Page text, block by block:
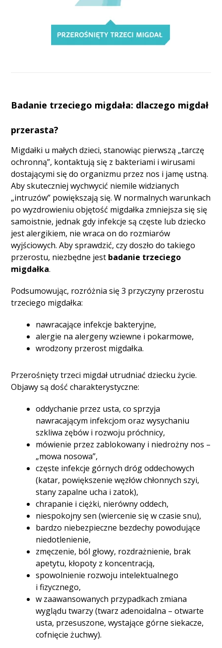
Badanie trzeciego migdała: dlaczego migdał
przerasta?
Migdałki u małych dzieci, stanowiąc pierwszą „tarczę
ochronną”, kontaktują się z bakteriami i wirusami
dostającymi się do organizmu przez nos i jamę ustną.
Aby skuteczniej wychwycić niemile widzianych
„intruzów” powiększają się. W normalnych warunkach
po wyzdrowieniu objętość migdałka zmniejsza się się
samoistnie, jednak gdy infekcje są częste lub dziecko
jest alergikiem, nie wraca on do rozmiarów
wyjściowych. Aby sprawdzić, czy doszło do takiego
przerostu, niezbędne jest badanie trzeciego
migdałka.
Podsumowując, rozróżnia się 3 przyczyny przerostu
trzeciego migdałka:
nawracające infekcje bakteryjne,
alergie na alergeny wziewne i pokarmowe,
wrodzony przerost migdałka.
Przerośnięty trzeci migdał utrudniać dziecku życie.
Objawy są dość charakterystyczne:
oddychanie przez usta, co sprzyja
nawracającym infekcjom oraz wysychaniu
szkliwa zębów i rozwoju próchnicy,
mówienie przez zablokowany i niedrożny nos –
„mowa nosowa”,
częste infekcje górnych dróg oddechowych
(katar, powiększenie węzłów chłonnych szyi,
stany zapalne ucha i zatok),
chrapanie i ciężki, nierówny oddech,
niespokojny sen (wiercenie się w czasie snu),
bardzo niebezpieczne bezdechy powodujące
niedotlenienie,
zmęczenie, ból głowy, rozdrażnienie, brak
apetytu, kłopoty z koncentracją,
spowolnienie rozwoju intelektualnego
i fizycznego,
w zaawansowanych przypadkach zmiana
wyglądu twarzy (twarz adenoidalna – otwarte
usta, przesuszone, wystające górne siekacze,
cofnięcie żuchwy).